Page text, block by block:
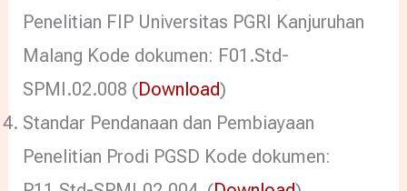
Penelitian FIP Universitas PGRI Kanjuruhan
Malang Kode dokumen: F01.Std-
SPMI.02.008 (Download)
Standar Pendanaan dan Pembiayaan
Penelitian Prodi PGSD Kode dokumen: